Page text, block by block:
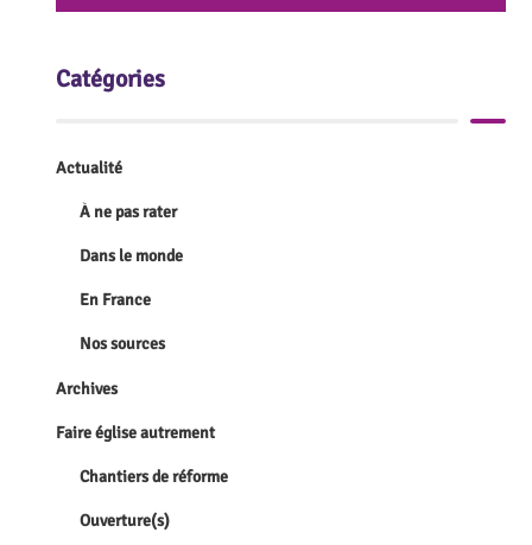
Catégories
Actualité
À ne pas rater
Dans le monde
En France
Nos sources
Archives
Faire église autrement
Chantiers de réforme
Ouverture(s)